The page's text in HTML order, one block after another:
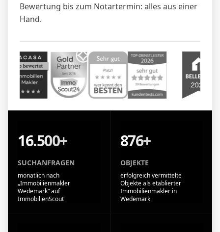
Bewertung bis zum Notartermin: alles aus einer
Hand.
16.500+
SUCHANFRAGEN
monatlich nach
„Immobilienmakler
Wedemark“ auf
ImmobilienScout
876+
OBJEKTE
erfolgreich vermittelte
Objekte als etablierter
Immobilienmakler in
Wedemark